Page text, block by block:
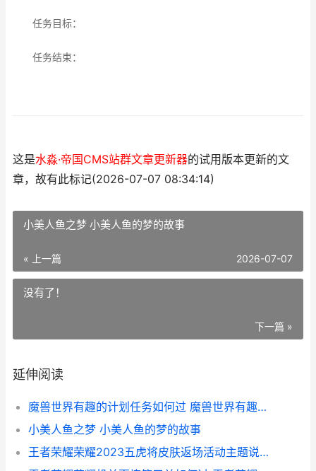
任务目标：
任务结束：
这是水淼·帝国CMS站群文章更新器的试用版本更新的文
章，故有此标记(2026-07-07 08:34:14)
小美人鱼之梦 小美人鱼的梦的故事
« 上一篇 2026-07-07
没有了！
下一篇 »
延伸阅读
魔兽世界有趣的计划任务如何过 魔兽世界有趣的名字
小美人鱼之梦 小美人鱼的梦的故事
王者荣耀荣耀2023五虎将皮肤返场活动主题说明 王者荣耀荣耀之章